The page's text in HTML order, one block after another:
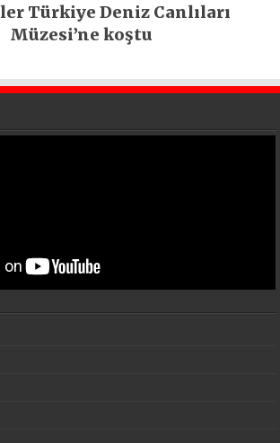
Türkiye Deniz Canlıları
Müzesi’ne koştu